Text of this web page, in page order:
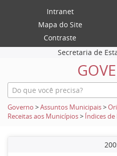
Intranet
Mapa do Site
Contraste
Secretaria de
Governo >Assuntos Municipais>
Receitas aos Municípios> Índices